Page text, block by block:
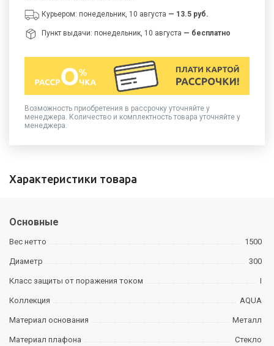
Курьером: понедельник, 10 августа — 13.5 руб.
Пункт выдачи: понедельник, 10 августа — бесплатно
Возможность приобретения в рассрочку уточняйте у
менеджера. Количество и комплектность товара уточняйте у
менеджера.
Характеристики товара
Основные
Вес нетто 1500
Диаметр 300
Класс защиты от поражения током I
Коллекция AQUA
Материал основания Металл
Материал плафона Стекло